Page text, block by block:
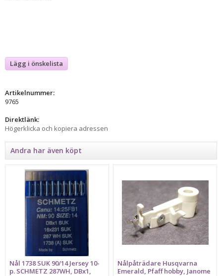
Lägg i önskelista
Artikelnummer:
9765
Direktlänk:
Högerklicka och kopiera adressen
Andra har även köpt
Nål 1738 SUK 90/14 Jersey 10-
p. SCHMETZ 287WH, DBx1,
Nålpåträdare Husqvarna
Emerald, Pfaff hobby, Janome